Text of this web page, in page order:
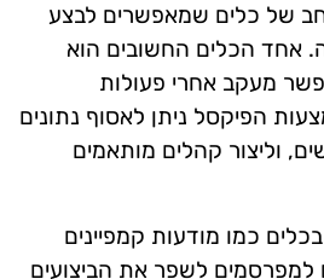
של כלים שמאפשרים לבצע
אחד הכלים החשובים הוא
מעקב אחרי פעולות
הפיקסל ניתן לאסוף נתונים
וליצור קהלים מותאמים
כמו מודעות קמפיינים
למפרסמים לשפר את הביצועים